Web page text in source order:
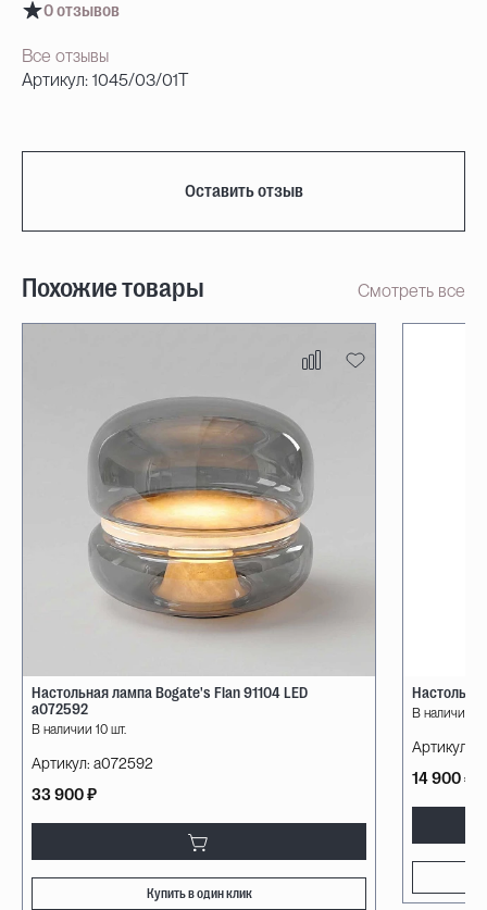
0 отзывов
Все отзывы
Артикул: 1045/03/01T
Оставить отзыв
Похожие товары Смотреть все
Настольная лампа Bogate's Flan 91104 LED
a072592
В наличии 10 шт.
Артикул: a072592
33 900 ₽
Купить в один клик
В наличии
Артикул:
14 900 ₽